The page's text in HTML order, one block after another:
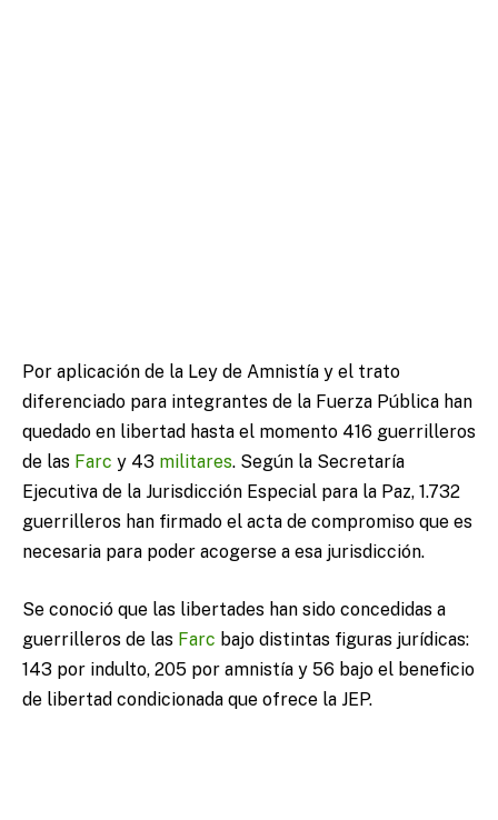
Por aplicación de la Ley de Amnistía y el trato
diferenciado para integrantes de la Fuerza Pública han
quedado en libertad hasta el momento 416 guerrilleros
de las Farc y 43 militares. Según la Secretaría
Ejecutiva de la Jurisdicción Especial para la Paz, 1.732
guerrilleros han firmado el acta de compromiso que es
necesaria para poder acogerse a esa jurisdicción.
Se conoció que las libertades han sido concedidas a
guerrilleros de las Farc bajo distintas figuras jurídicas:
143 por indulto, 205 por amnistía y 56 bajo el beneficio
de libertad condicionada que ofrece la JEP.